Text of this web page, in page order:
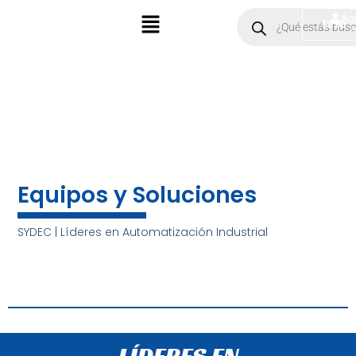
Menú
search
$0.00
Equipos y Soluciones
SYDEC | Líderes en Automatización Industrial